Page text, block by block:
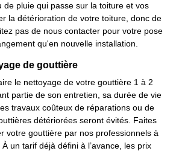
de pluie qui passe sur la toiture et vos
la détérioration de votre toiture, donc de
pas de nous contacter pour votre pose
qu'en nouvelle installation.
de gouttière
le nettoyage de votre gouttière 1 à 2
partie de son entretien, sa durée de vie
travaux coûteux de réparations ou de
détériorées seront évités. Faites
votre gouttière par nos professionnels à
un tarif déjà défini à l’avance, les prix